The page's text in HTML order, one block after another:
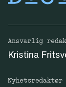
Ansvarlig
Kristina
Nyhetsredaktør